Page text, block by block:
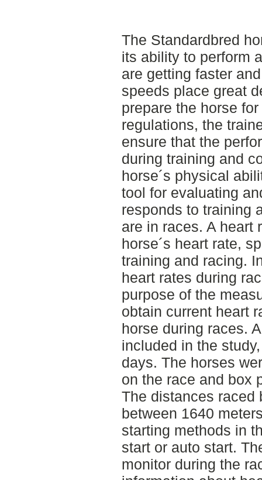
The Standardbred
its ability to perform
are getting faster
speeds place great
prepare the horse
regulations, the
ensure that the
during training and
horse´s physical
tool for evaluating
responds to training
are in races. A heart
horse´s heart rate,
training and racing.
heart rates during
purpose of the
obtain current heart
horse during races.
included in the
days. The horses
on the race and box
The distances raced
between 1640
starting methods in
start or auto start.
monitor during the